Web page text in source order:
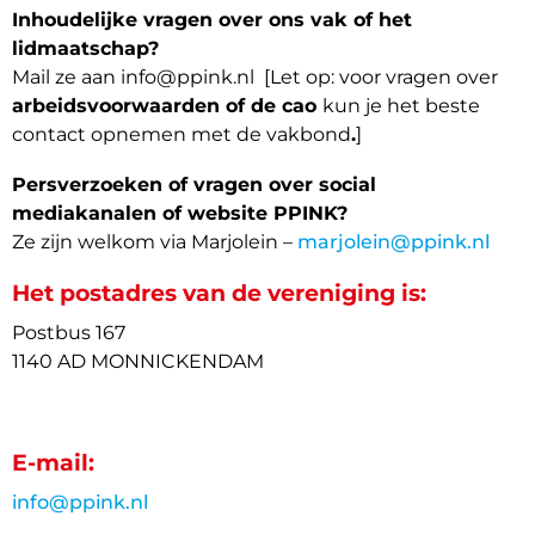
Inhoudelijke vragen over ons vak of het
lidmaatschap?
Mail ze aan info@ppink.nl [Let op: voor vragen over
arbeidsvoorwaarden of de cao kun je het beste
contact opnemen met de vakbond.]
Persverzoeken of vragen over social
mediakanalen of website PPINK?
Ze zijn welkom via Marjolein – marjolein@ppink.nl
Het postadres van de vereniging is:
Postbus 167
1140 AD MONNICKENDAM
E-mail:
info@ppink.nl